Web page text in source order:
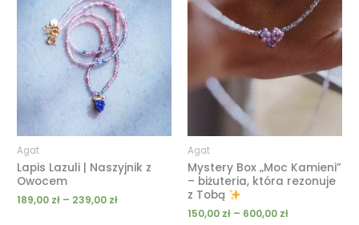
Agat
Lapis Lazuli | Naszyjnik z
Owocem
189,00 zł – 239,00 zł
od
189,00 zł
do
239,00 zł
Agat
Mystery Box „Moc Kamieni”
– biżuteria, która rezonuje
z Tobą
150,00 zł – 600,00 zł
od
150,00 zł